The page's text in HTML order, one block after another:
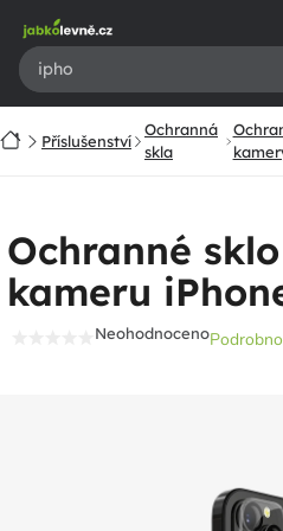
obsah
DomůPříslušenství
Ochranná
skla
Ochranné
kameru
Neohodnoceno